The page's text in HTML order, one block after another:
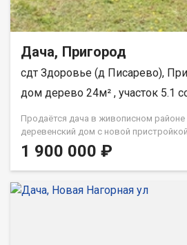
Дача, Пригород
сдт Здоровье (д Писарево),
дом дерево 24м² , участок 5.1
Продаётся дача в живописном
деревенский дом с новой
электропроводка новая.
водоснабжение для полива, на
собственная скважина и насос.
периодически удобрялась, две
также имеется небольшая банька.
1 900 000 ₽